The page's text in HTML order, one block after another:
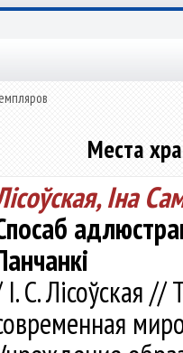
Места
Іна
С. Лісоўская